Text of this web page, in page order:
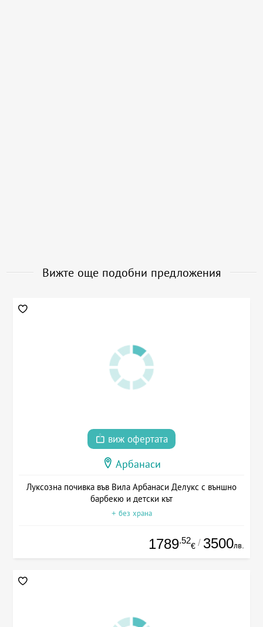
Вижте още подобни предложения
виж офертата
Арбанаси
Луксозна почивка във Вила Арбанаси Делукс с външно
барбекю и детски кът
+ без храна
1789.52
€ / 3500лв.